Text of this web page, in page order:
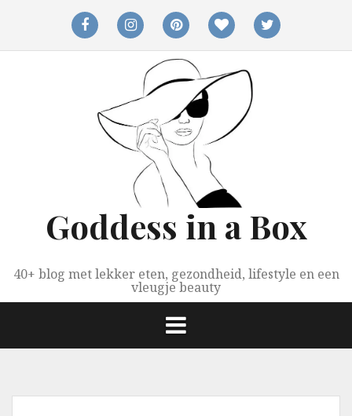
facebookinstagrampinterestbloglovintwitter
Goddess in a Box
40+ blog met lekker eten, gezondheid, lifestyle en een
vleugje beauty